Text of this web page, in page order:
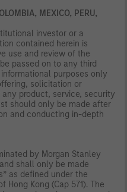
MEXICO, PERU,
investor or a
contained herein is
use and review of the
passed on to any third
purposes only
solicitation or
product, service, security
should only be made after
and conducting in-depth
by Morgan Stanley
shall only be made
as defined under the
Hong Kong (Cap 571). The